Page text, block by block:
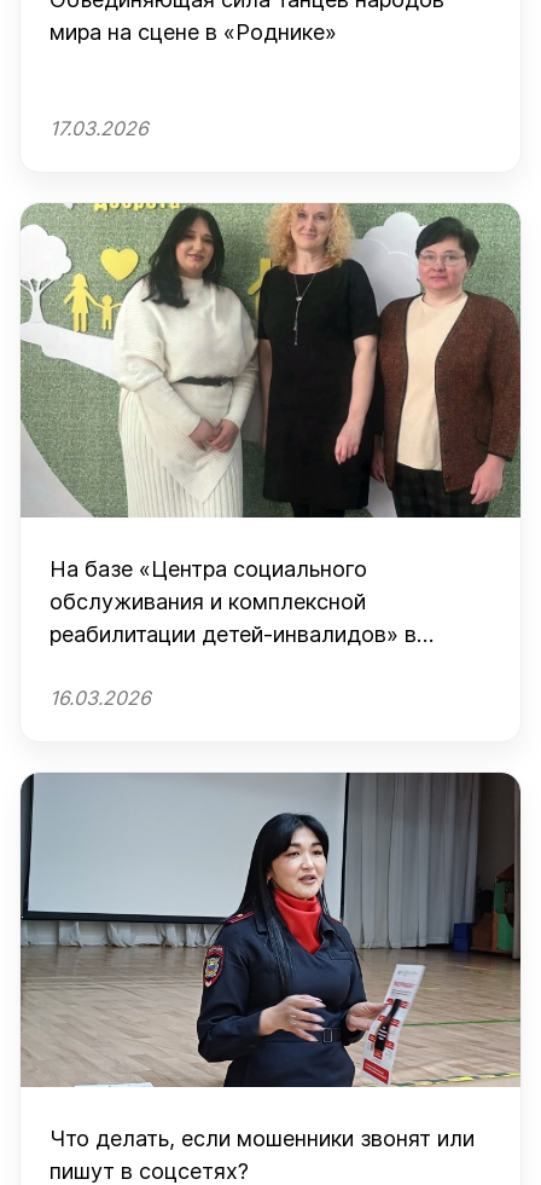
мира на сцене в «Роднике»
17.03.2026
На базе «Центра социального
обслуживания и комплексной
реабилитации детей-инвалидов» в
по прикладному анализу поведения
16.03.2026
Что делать, если мошенники звонят или
пишут в соцсетях?